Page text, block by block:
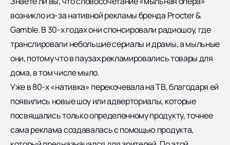
возникло из-за нативной рекламы бренда Procter &
Gamble. В 30-х годах они спонсировали радиошоу, где
транслировали небольшие сериалы и драмы, а мыльные
они, потому что в паузах рекламировались товары для
дома, в том числе мыло.
Уже в 80-х «нативка» перекочевала на ТВ, благодаря ей
появились новые шоу или адверториалы, которые
посвящались только определенному продукту, точнее
сама реклама создавалась с помощью продукта,